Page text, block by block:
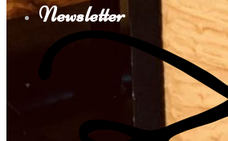
Newsletter